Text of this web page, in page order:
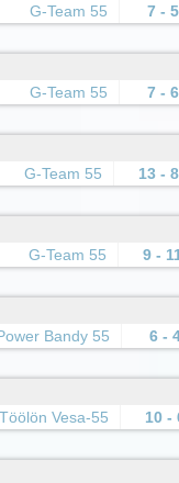
G-Team 55 7 - 5
G-Team 55 7 - 6
G-Team 55 13 - 8
G-Team 55 9 -
Bandy 55 6 -
Töölön Vesa-55 10 -